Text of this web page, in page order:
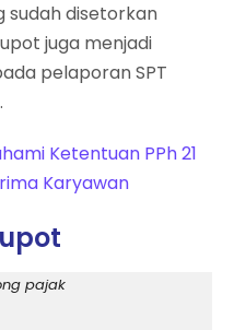
sudah disetorkan
juga menjadi
pelaporan SPT
Ketentuan PPh 21
Karyawan